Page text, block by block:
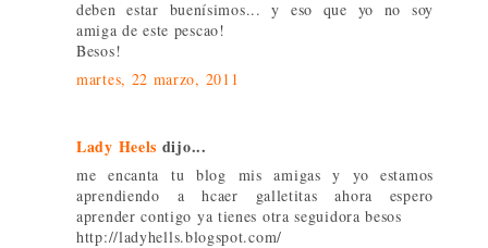
deben estar buenísimos... y eso que yo no soy
amiga de este pescao!
Besos!
martes, 22 marzo, 2011
Lady Heels dijo...
me encanta tu blog mis amigas y yo estamos
aprendiendo a hcaer galletitas ahora espero
aprender contigo ya tienes otra seguidora besos
http://ladyhells.blogspot.com/